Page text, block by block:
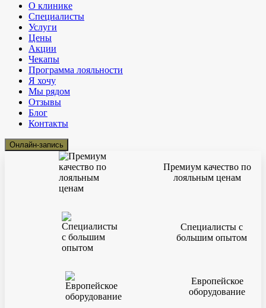
О клинике
Специалисты
Услуги
Цены
Акции
Чекапы
Программа лояльности
Я хочу
Мы рядом
Отзывы
Блог
Контакты
Онлайн-запись
Премиум качество по
лояльным ценам
Специалисты с
большим опытом
Европейское
оборудование